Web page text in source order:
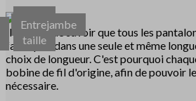
de
taille
Entrejambe
Il est bon de savoir que tous les
fabriqués dans une seule et même
choix de longueur. C'est pourquoi
bobine de fil d'origine, afin de pouvoir
nécessaire.